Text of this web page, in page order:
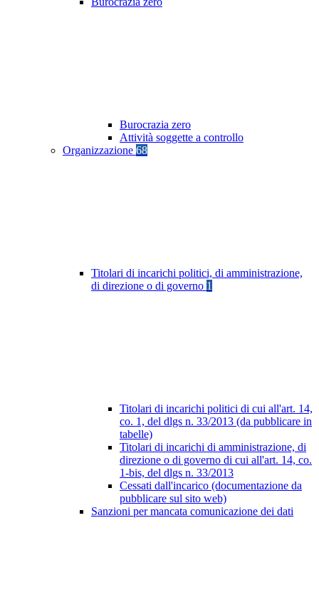
Burocrazia zero
Attività soggette a controllo
Organizzazione 68
Titolari di incarichi politici, di amministrazione,
di direzione o di governo 1
Titolari di incarichi politici di cui all'art. 14,
co. 1, del dlgs n. 33/2013 (da pubblicare in
tabelle)
Titolari di incarichi di amministrazione, di
direzione o di governo di cui all'art. 14, co.
1-bis, del dlgs n. 33/2013
Cessati dall'incarico (documentazione da
pubblicare sul sito web)
Sanzioni per mancata comunicazione dei dati